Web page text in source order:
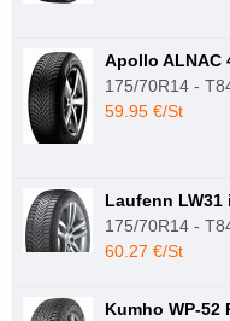
Apollo ALNAC
175/70R14 -
59.95 €/St
Laufenn LW31
175/70R14 -
60.27 €/St
Kumho WP-52